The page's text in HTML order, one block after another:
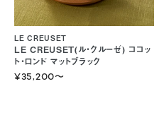
LE CREUSET(ル・クルーゼ) ココッ
ト・ロンド マットブラック
LE CREUSET
〜
¥35,200